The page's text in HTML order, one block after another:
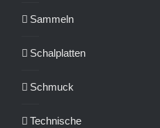
Sammeln
Schalplatten
Schmuck
Technische